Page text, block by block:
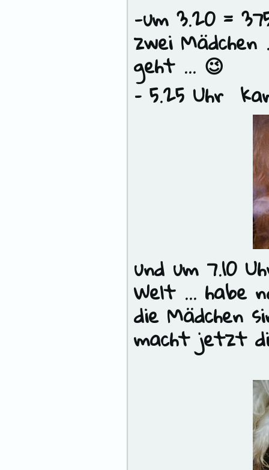
-um 3.20 =
zwei
geht … 😉
– 5.25 Uhr
und um 7.10
Welt … habe
die Mädchen
macht jetzt